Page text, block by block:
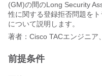
(GM)の間のLong Security
性に関する登録拒否問題を
について説明します。
著者：Cisco TACエンジニ
前提条件